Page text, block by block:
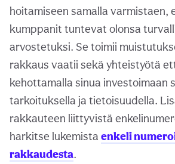
hoitamiseen samalla varmistaen,
kumppanit tuntevat olonsa
arvostetuksi. Se toimii
rakkaus vaatii sekä yhteistyötä
kehottamalla sinua investoimaan
tarkoituksella ja tietoisuudella.
rakkauteen liittyvistä
harkitse lukemista enkeli
rakkaudesta.